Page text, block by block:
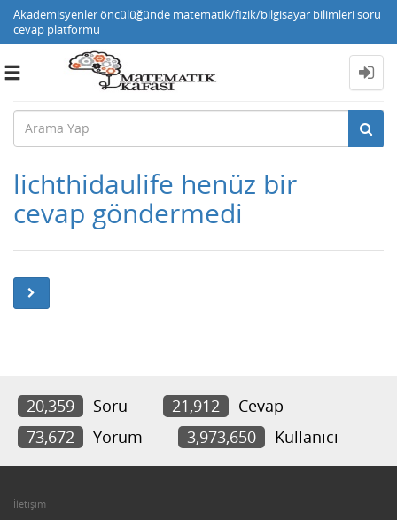
Akademisyenler öncülüğünde matematik/fizik/bilgisayar bilimleri soru
cevap platformu
Toggle
lichthidaulife henüz bir
cevap göndermedi
20,359 Soru 21,912
Cevap
73,672
Yorum 3,973,650 Kullanıcı
İletişim